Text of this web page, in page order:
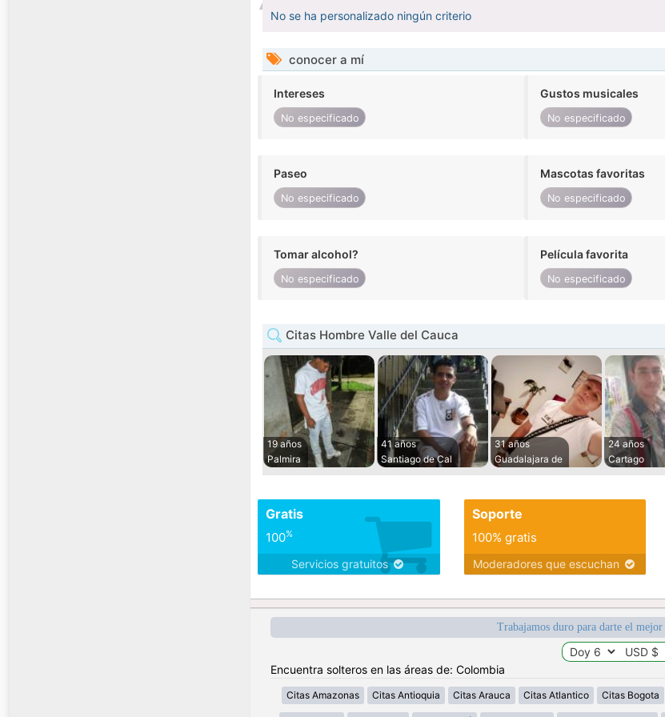
No se ha personalizado ningún criterio
conocer a mí
Intereses
No especificado
Gustos musicales
No especificado
Paseo
No especificado
Mascotas favoritas
No especificado
Tomar alcohol?
No especificado
Película favorita
No especificado
Citas Hombre Valle del Cauca
19 años
Palmira
41 años
Santiago de Cal
31 años
Guadalajara de
24 años
Cartago
Gratis
100%
Servicios gratuitos
Soporte
100% gratis
Moderadores que escuchan
Trabajamos duro para darte el
Encuentra solteros en las áreas de: Colombia
Citas Amazonas Citas Antioquia Citas Arauca Citas Atlantico Citas Bogota